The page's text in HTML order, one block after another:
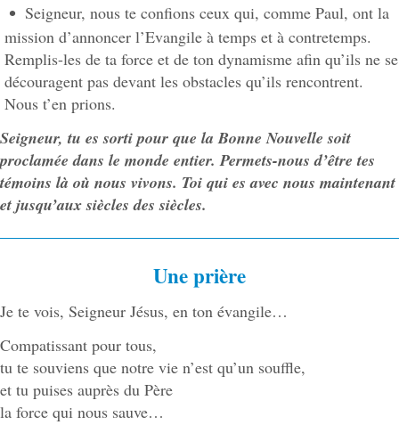
Seigneur, nous te confions ceux qui, comme Paul, ont la
mission d’annoncer l’Evangile à temps et à contretemps.
Remplis-les de ta force et de ton dynamisme afin qu’ils ne se
découragent pas devant les obstacles qu’ils rencontrent.
Nous t’en prions.
Seigneur, tu es sorti pour que la Bonne Nouvelle soit
proclamée dans le monde entier. Permets-nous d’être tes
témoins là où nous vivons. Toi qui es avec nous maintenant
et jusqu’aux siècles des siècles.
Une prière
Je te vois, Seigneur Jésus, en ton évangile…
Compatissant pour tous,
tu te souviens que notre vie n’est qu’un souffle,
et tu puises auprès du Père
la force qui nous sauve…